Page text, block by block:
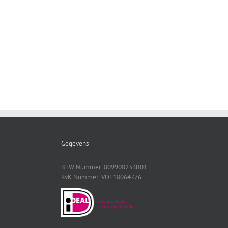
Gegevens
BTW Nummer: 809900233B01
KvK Nummer: VOF18064776